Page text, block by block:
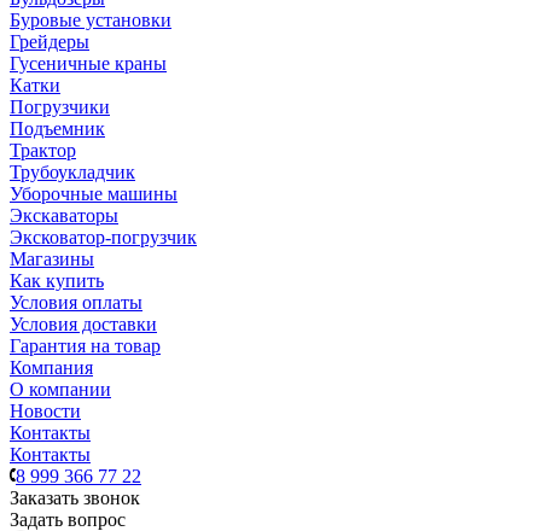
Буровые установки
Грейдеры
Гусеничные краны
Катки
Погрузчики
Подъемник
Трактор
Трубоукладчик
Уборочные машины
Экскаваторы
Эксковатор-погрузчик
Магазины
Как купить
Условия оплаты
Условия доставки
Гарантия на товар
Компания
О компании
Новости
Контакты
Контакты
8 999 366 77 22
Заказать звонок
Задать вопрос